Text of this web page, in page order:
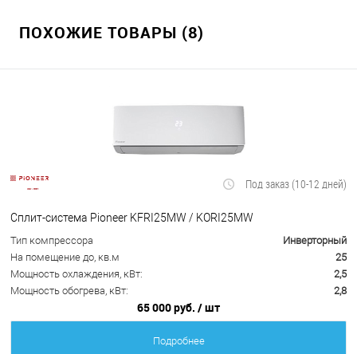
ПОХОЖИЕ ТОВАРЫ (8)
Под заказ (10-12 дней)
Сплит-система Pioneer KFRI25MW / KORI25MW
Тип компрессора
Инверторный
На помещение до, кв.м
25
Мощность охлаждения, кВт:
2,5
Мощность обогрева, кВт:
2,8
65 000 руб. / шт
Подробнее